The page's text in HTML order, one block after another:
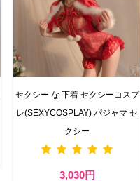
セクシー な 下着 セクシーコスプ
レ(SEXYCOSPLAY) パジャマ セ
クシー
3,030円